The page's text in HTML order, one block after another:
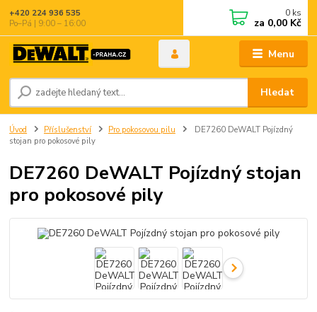
Menu
Hledat
+420 224 936 535
Po–Pá | 9:00 – 16:00
0 ks
za 0,00 Kč
Úvod Příslušenství Pro pokosovou pilu
DE7260 DeWALT Pojízdný
stojan pro pokosové pily
DE7260 DeWALT Pojízdný stojan
pro pokosové pily